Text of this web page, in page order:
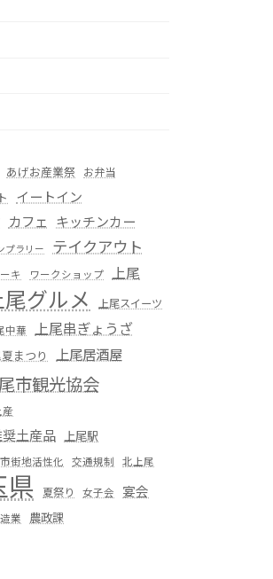
あげお産業祭 お弁当
イートイン
カフェ キッチンカー
プラリー テイクアウト
キ ワークショップ 上尾
尾グルメ 上尾スイーツ
中華 上尾串ぎょうざ
夏まつり 上尾居酒屋
市観光協会
産
奨土産品 上尾駅
街地活性化 交通規制 北上尾
県 夏祭り 女子会 宴会
業 農政課